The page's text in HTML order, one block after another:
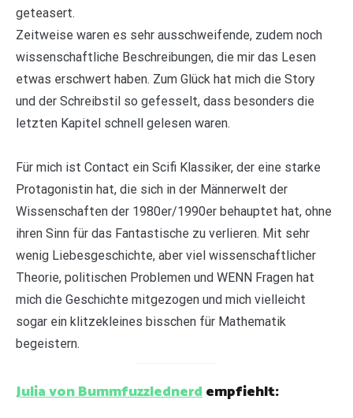
geteasert.
Zeitweise waren es sehr ausschweifende, zudem noch
wissenschaftliche Beschreibungen, die mir das Lesen
etwas erschwert haben. Zum Glück hat mich die Story
und der Schreibstil so gefesselt, dass besonders die
letzten Kapitel schnell gelesen waren.
Für mich ist Contact ein Scifi Klassiker, der eine starke
Protagonistin hat, die sich in der Männerwelt der
Wissenschaften der 1980er/1990er behauptet hat, ohne
ihren Sinn für das Fantastische zu verlieren. Mit sehr
wenig Liebesgeschichte, aber viel wissenschaftlicher
Theorie, politischen Problemen und WENN Fragen hat
mich die Geschichte mitgezogen und mich vielleicht
sogar ein klitzekleines bisschen für Mathematik
begeistern.
Julia von Bummfuzzlednerdempfiehlt: